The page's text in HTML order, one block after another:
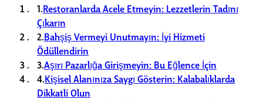
1.Restoranlarda Acele Etmeyin: Lezzetlerin Tadını
Çıkarın
2.Bahşiş Vermeyi Unutmayın: İyi Hizmeti
Ödüllendirin
3.Aşırı Pazarlığa Girişmeyin: Bu Eğlence İçin
4.Kişisel Alanınıza Saygı Gösterin: Kalabalıklarda
Dikkatli Olun